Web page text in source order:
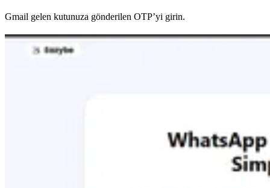
Gmail gelen kutunuza gönderilen OTP’yi girin.